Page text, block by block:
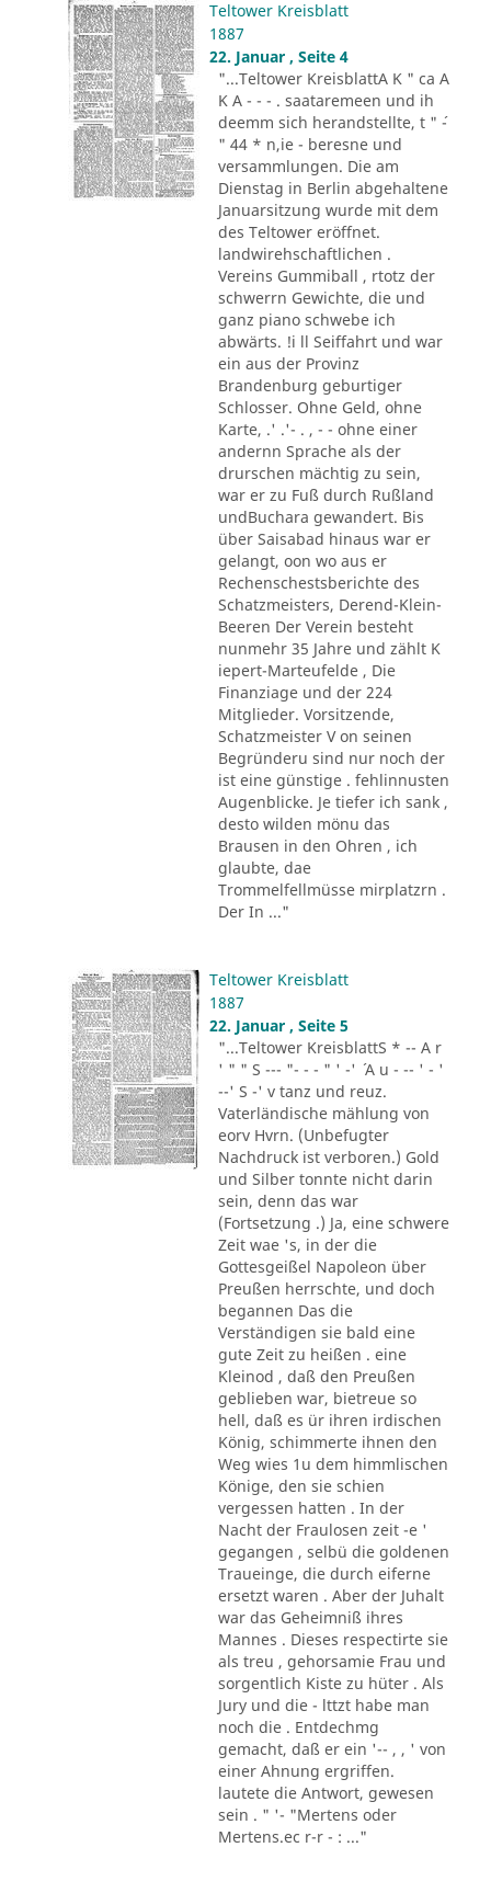
Teltower Kreisblatt
1887
22. Januar , Seite 4
"...Teltower KreisblattA K " ca A
K A - - - . saataremeen und ih
deemm sich herandstellte, t " ´-
" 44 * n,ie - beresne und
versammlungen. Die am
Dienstag in Berlin abgehaltene
Januarsitzung wurde mit dem
des Teltower eröffnet.
landwirehschaftlichen .
Vereins Gummiball , rtotz der
schwerrn Gewichte, die und
ganz piano schwebe ich
abwärts. !i ll Seiffahrt und war
ein aus der Provinz
Brandenburg geburtiger
Schlosser. Ohne Geld, ohne
Karte, .' .'- . , - - ohne einer
andernn Sprache als der
drurschen mächtig zu sein,
war er zu Fuß durch Rußland
undBuchara gewandert. Bis
über Saisabad hinaus war er
gelangt, oon wo aus er
Rechenschestsberichte des
Schatzmeisters, Derend-Klein-
Beeren Der Verein besteht
nunmehr 35 Jahre und zählt K
iepert-Marteufelde , Die
Finanziage und der 224
Mitglieder. Vorsitzende,
Schatzmeister V on seinen
Begründeru sind nur noch der
ist eine günstige . fehlinnusten
Augenblicke. Je tiefer ich sank ,
desto wilden mönu das
Brausen in den Ohren , ich
glaubte, dae
Trommelfellmüsse mirplatzrn .
Der In ..."
Teltower Kreisblatt
1887
22. Januar , Seite 5
"...Teltower KreisblattS * -- A r
' " " S --- "- - - " ' -' ´ A u - -- ' - '
--' S -' v tanz und reuz.
Vaterländische mählung von
eorv Hvrn. (Unbefugter
Nachdruck ist verboren.) Gold
und Silber tonnte nicht darin
sein, denn das war
(Fortsetzung .) Ja, eine schwere
Zeit wae 's, in der die
Gottesgeißel Napoleon über
Preußen herrschte, und doch
begannen Das die
Verständigen sie bald eine
gute Zeit zu heißen . eine
Kleinod , daß den Preußen
geblieben war, bietreue so
hell, daß es ür ihren irdischen
König, schimmerte ihnen den
Weg wies 1u dem himmlischen
Könige, den sie schien
vergessen hatten . In der
Nacht der Fraulosen zeit -e '
gegangen , selbü die goldenen
Traueinge, die durch eiferne
ersetzt waren . Aber der Juhalt
war das Geheimniß ihres
Mannes . Dieses respectirte sie
als treu , gehorsamie Frau und
sorgentlich Kiste zu hüter . Als
Jury und die - lttzt habe man
noch die . Entdechmg
gemacht, daß er ein '-- , , ' von
einer Ahnung ergriffen.
lautete die Antwort, gewesen
sein . " '- "Mertens oder
Mertens.ec r-r - : ..."